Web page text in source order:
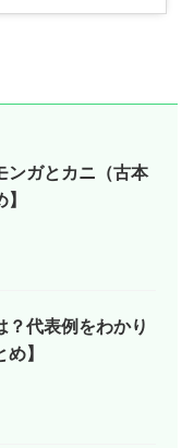
ンガとカニ（古本
？代表例をわかり
】